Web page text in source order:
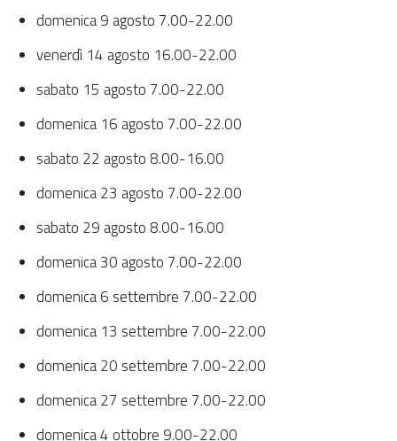
domenica 9 agosto 7.00-22.00
venerdì 14 agosto 16.00-22.00
sabato 15 agosto 7.00-22.00
domenica 16 agosto 7.00-22.00
sabato 22 agosto 8.00-16.00
domenica 23 agosto 7.00-22.00
sabato 29 agosto 8.00-16.00
domenica 30 agosto 7.00-22.00
domenica 6 settembre 7.00-22.00
domenica 13 settembre 7.00-22.00
domenica 20 settembre 7.00-22.00
domenica 27 settembre 7.00-22.00
domenica 4 ottobre 9.00-22.00